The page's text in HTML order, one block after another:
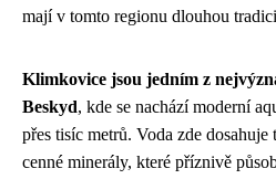
mají v tomto regionu dlouhou
Klimkovice jsou jedním z
Beskyd, kde se nachází moderní
přes tisíc metrů. Voda zde
cenné minerály, které příznivě